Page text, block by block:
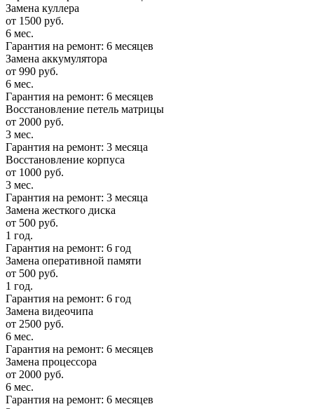
Замена куллера
от 1500 руб.
6 мес.
Гарантия на ремонт: 6 месяцев
Замена аккумулятора
от 990 руб.
6 мес.
Гарантия на ремонт: 6 месяцев
Восстановление петель матрицы
от 2000 руб.
3 мес.
Гарантия на ремонт: 3 месяца
Восстановление корпуса
от 1000 руб.
3 мес.
Гарантия на ремонт: 3 месяца
Замена жесткого диска
от 500 руб.
1 год.
Гарантия на ремонт: 6 год
Замена оперативной памяти
от 500 руб.
1 год.
Гарантия на ремонт: 6 год
Замена видеочипа
от 2500 руб.
6 мес.
Гарантия на ремонт: 6 месяцев
Замена процессора
от 2000 руб.
6 мес.
Гарантия на ремонт: 6 месяцев